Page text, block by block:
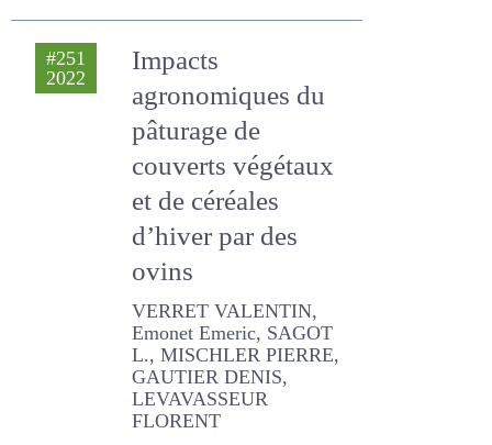
1 résultat
#251
Impacts
agronomiques du
pâturage de
couverts végétaux
et de céréales
d’hiver par des
ovins
VERRET VALENTIN, Emonet
Emeric, SAGOT L.,
MISCHLER PIERRE,
GAUTIER DENIS,
LEVAVASSEUR FLORENT